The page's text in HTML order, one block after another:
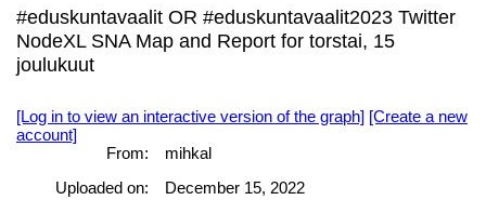
#eduskuntavaalit OR #eduskuntavaalit2023 Twitter
NodeXL SNA Map and Report for torstai, 15
joulukuut
[Log in to view an interactive version of the graph] [Create a new
account]
From:
mihkal
Uploaded on:
December 15, 2022